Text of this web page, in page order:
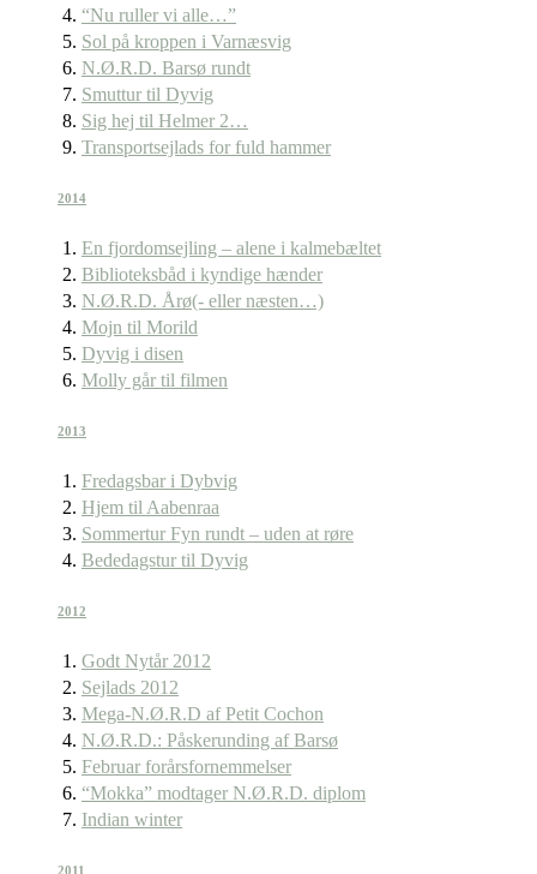
“Nu ruller vi alle…”
Sol på kroppen i Varnæsvig
N.Ø.R.D. Barsø rundt
Smuttur til Dyvig
Sig hej til Helmer 2…
Transportsejlads for fuld hammer
2014
En fjordomsejling – alene i kalmebæltet
Biblioteksbåd i kyndige hænder
N.Ø.R.D. Årø(- eller næsten…)
Mojn til Morild
Dyvig i disen
Molly går til filmen
2013
Fredagsbar i Dybvig
Hjem til Aabenraa
Sommertur Fyn rundt – uden at røre
Bededagstur til Dyvig
2012
Godt Nytår 2012
Sejlads 2012
Mega-N.Ø.R.D af Petit Cochon
N.Ø.R.D.: Påskerunding af Barsø
Februar forårsfornemmelser
“Mokka” modtager N.Ø.R.D. diplom
Indian winter
2011